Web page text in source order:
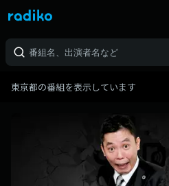
東京都の番組を表示しています